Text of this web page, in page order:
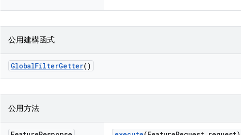
公用建構函式
GlobalFilterGetter()
公用方法